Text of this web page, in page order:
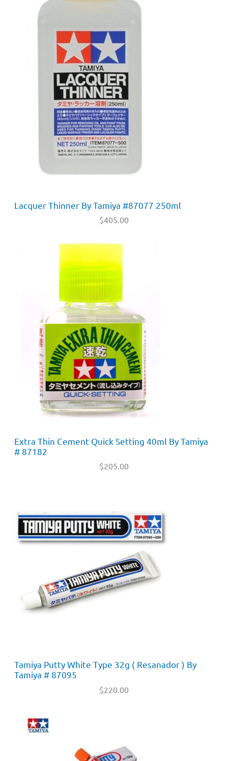
Lacquer Thinner By Tamiya #87077 250ml
$405.00
Extra Thin Cement Quick Setting 40ml By Tamiya
# 87182
$205.00
Tamiya Putty White Type 32g ( Resanador ) By
Tamiya # 87095
$220.00